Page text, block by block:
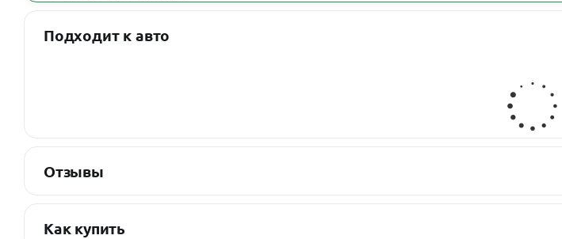
Подходит к авто
Отзывы
Как купить